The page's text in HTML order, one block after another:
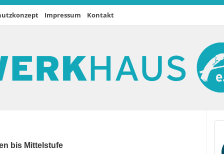
Impressum Kontakt
bis Mittelstufe